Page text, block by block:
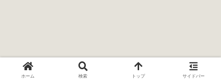
ホーム 検索 トップ サイドバー